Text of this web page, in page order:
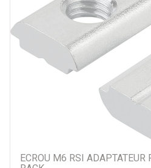
ECROU M6 RSI ADAPTATEUR